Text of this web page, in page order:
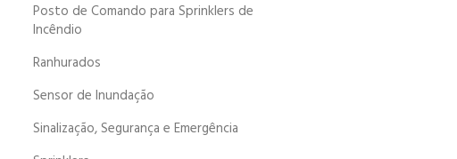
Posto de Comando para Sprinklers de
Incêndio
Ranhurados
Sensor de Inundação
Sinalização, Segurança e Emergência